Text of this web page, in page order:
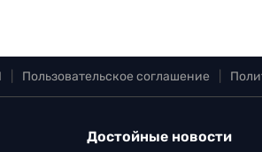
Пользовательское соглашение
Достойные новости